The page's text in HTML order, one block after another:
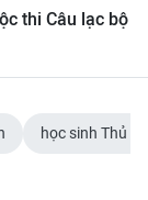
thi Câu lạc bộ
học sinh Thủ đô